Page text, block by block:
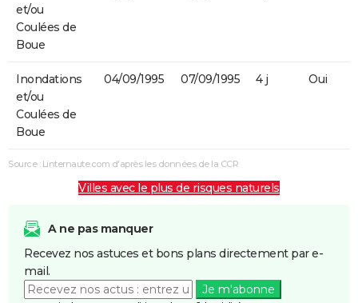
et/ou
Coulées de
Boue
Inondations
et/ou
Coulées de
Boue
04/09/1995 07/09/1995 4 j Oui
Source : Linternaute.com d'après les données de la CCR
Villes avec le plus de risques naturels
A ne pas manquer
Recevez nos astuces et bons plans directement par e-
mail.
Je m'abonne